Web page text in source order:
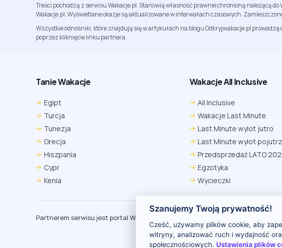
Treści pochodzą z serwisu Wakacje.pl. Stanowią własność prawnie chronioną należącą
Wakacje.pl. Wyświetlane okazje są aktualizowane w interwałach czasowych.
Wszystkie odnośniki, które znajdują się w artykułach na blogu Odkryjwakacje.pl
poprzez kliknięcie linku partnera.
Tanie Wakacje
Egipt
Turcja
Tunezja
Grecja
Hiszpania
Cypr
Kenia
Wakacje All Inclusive
All Inclusive
Wakacje Last Minute
Last Minute wylot jutro
Last Minute wylot
Przedsprzedaż LATO
Egzotyka
Wycieczki
Partnerem serwisu jest portal Wakacje.pl
Szanujemy Twoją prywatność!
Cześć, używamy plików cookie, aby
witryny, analizować ruch i wydajność
społecznościowych. Ustawienia plików